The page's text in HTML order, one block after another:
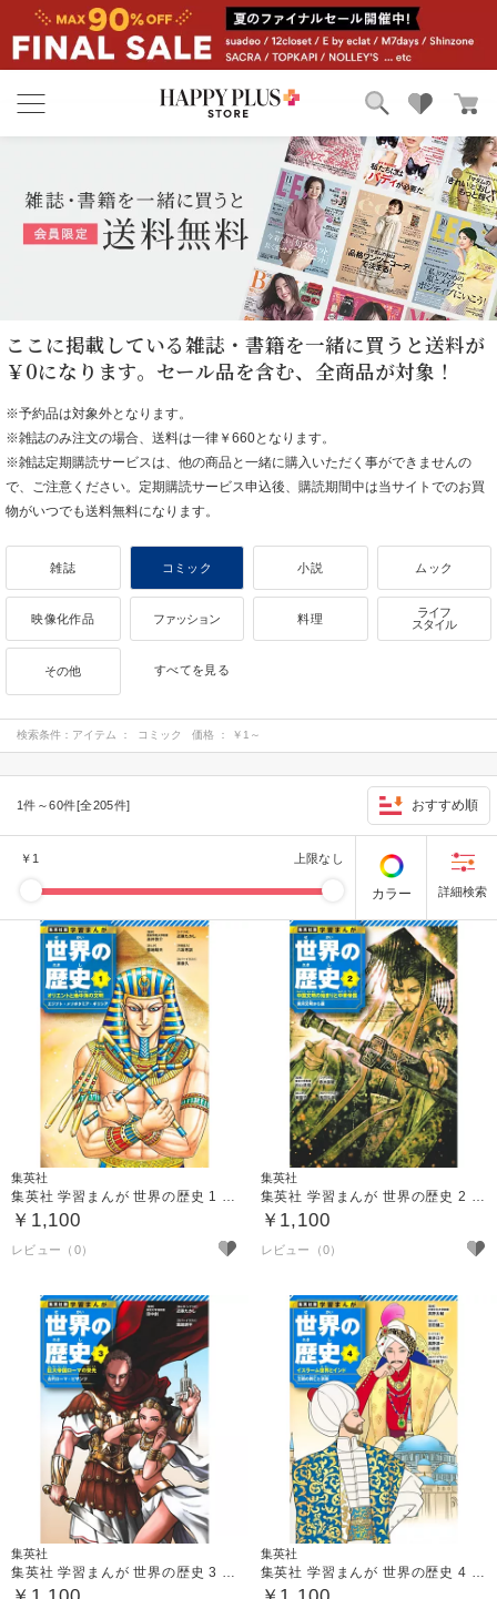
雑誌掲載アイテム
お気に入り
特集
ここに掲載している雑誌・書籍を一緒に買うと送料が
￥0になります。セール品を含む、全商品が対象！
※予約品は対象外となります。
※雑誌のみ注文の場合、送料は一律￥660となります。
※雑誌定期購読サービスは、他の商品と一緒に購入いただく事ができませんの
で、ご注意ください。定期購読サービス申込後、購読期間中は当サイトでのお買
物がいつでも送料無料になります。
雑誌 コミック 小説 ムック
映像化作品 ファッション 料理
ライフ
スタイル
その他 すべてを見る
検索条件： アイテム ： コミック 価格 ： ￥1～
1件～60件[全205件] おすすめ順
￥ 1 上限なし
カラー
集英社
集英社 学習まんが 世界の歴史 1 オリエントと地中海の文明
￥1,100
集英社
集英社 学習まんが 世界の歴史 2 中国文明の始まりと中華帝国
￥1,100
集英社
集英社 学習まんが 世界の歴史 3 巨大帝国ローマの栄光
集英社
集英社 学習まんが 世界の歴史 4 イスラーム世界とインド